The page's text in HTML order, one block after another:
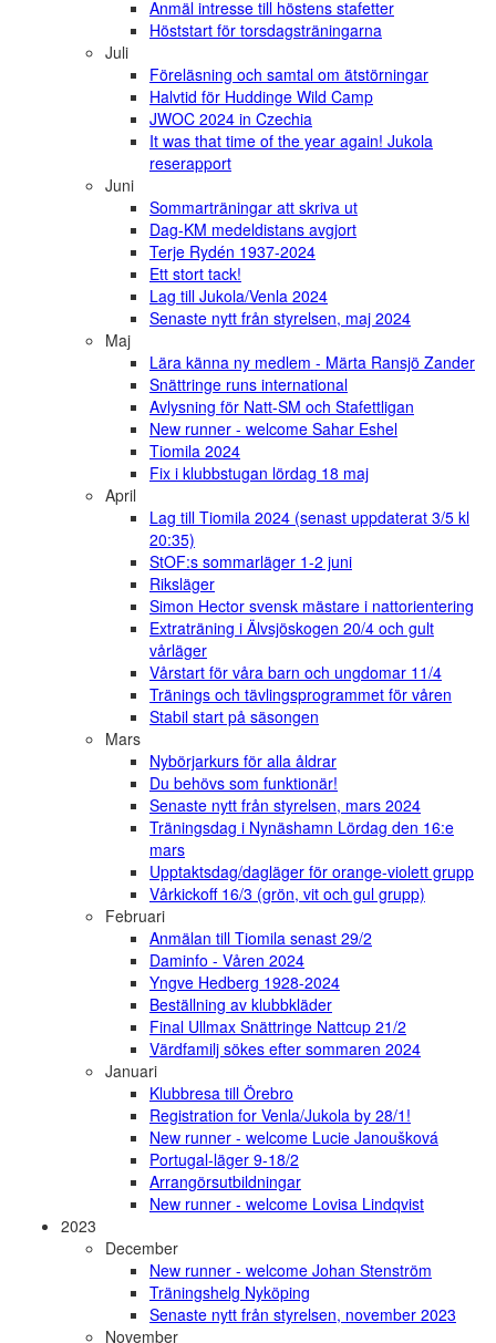
Anmäl intresse till höstens stafetter
Höststart för torsdagsträningarna
Juli
Föreläsning och samtal om ätstörningar
Halvtid för Huddinge Wild Camp
JWOC 2024 in Czechia
It was that time of the year again! Jukola
reserapport
Juni
Sommarträningar att skriva ut
Dag-KM medeldistans avgjort
Terje Rydén 1937-2024
Ett stort tack!
Lag till Jukola/Venla 2024
Senaste nytt från styrelsen, maj 2024
Maj
Lära känna ny medlem - Märta Ransjö Zander
Snättringe runs international
Avlysning för Natt-SM och Stafettligan
New runner - welcome Sahar Eshel
Tiomila 2024
Fix i klubbstugan lördag 18 maj
April
Lag till Tiomila 2024 (senast uppdaterat 3/5 kl
20:35)
StOF:s sommarläger 1-2 juni
Riksläger
Simon Hector svensk mästare i nattorientering
Extraträning i Älvsjöskogen 20/4 och gult
vårläger
Vårstart för våra barn och ungdomar 11/4
Tränings och tävlingsprogrammet för våren
Stabil start på säsongen
Mars
Nybörjarkurs för alla åldrar
Du behövs som funktionär!
Senaste nytt från styrelsen, mars 2024
Träningsdag i Nynäshamn Lördag den 16:e
mars
Upptaktsdag/dagläger för orange-violett grupp
Vårkickoff 16/3 (grön, vit och gul grupp)
Februari
Anmälan till Tiomila senast 29/2
Daminfo - Våren 2024
Yngve Hedberg 1928-2024
Beställning av klubbkläder
Final Ullmax Snättringe Nattcup 21/2
Värdfamilj sökes efter sommaren 2024
Januari
Klubbresa till Örebro
Registration for Venla/Jukola by 28/1!
New runner - welcome Lucie Janoušková
Portugal-läger 9-18/2
Arrangörsutbildningar
New runner - welcome Lovisa Lindqvist
2023
December
New runner - welcome Johan Stenström
Träningshelg Nyköping
Senaste nytt från styrelsen, november 2023
November